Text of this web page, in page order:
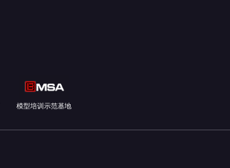
模型培训示范基地